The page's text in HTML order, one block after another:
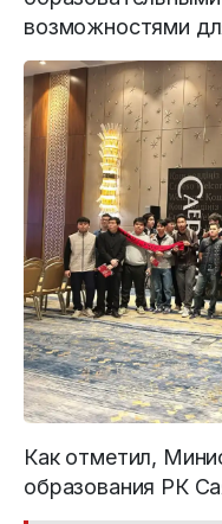
возможностями
Как отметил,
образования РК